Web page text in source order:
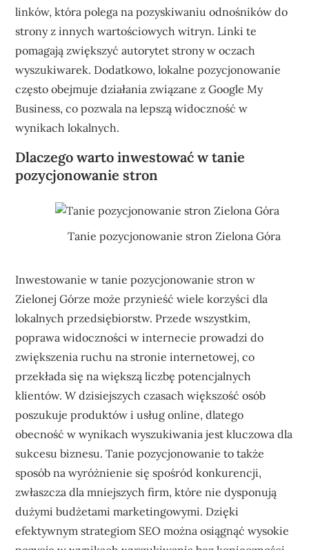
linków, która polega na pozyskiwaniu odnośników do
strony z innych wartościowych witryn. Linki te
pomagają zwiększyć autorytet strony w oczach
wyszukiwarek. Dodatkowo, lokalne pozycjonowanie
często obejmuje działania związane z Google My
Business, co pozwala na lepszą widoczność w
wynikach lokalnych.
Dlaczego warto inwestować w tanie
pozycjonowanie stron
Tanie pozycjonowanie stron Zielona Góra
Inwestowanie w tanie pozycjonowanie stron w
Zielonej Górze może przynieść wiele korzyści dla
lokalnych przedsiębiorstw. Przede wszystkim,
poprawa widoczności w internecie prowadzi do
zwiększenia ruchu na stronie internetowej, co
przekłada się na większą liczbę potencjalnych
klientów. W dzisiejszych czasach większość osób
poszukuje produktów i usług online, dlatego
obecność w wynikach wyszukiwania jest kluczowa dla
sukcesu biznesu. Tanie pozycjonowanie to także
sposób na wyróżnienie się spośród konkurencji,
zwłaszcza dla mniejszych firm, które nie dysponują
dużymi budżetami marketingowymi. Dzięki
efektywnym strategiom SEO można osiągnąć wysokie